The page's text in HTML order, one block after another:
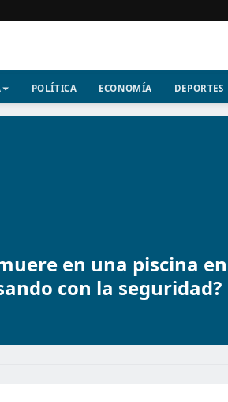
POLÍTICA ECONOMÍA DEPORTES
en una piscina en
con la seguridad?